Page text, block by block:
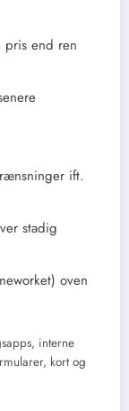
pris end ren
ift.
stadig
oven
interne
kort og